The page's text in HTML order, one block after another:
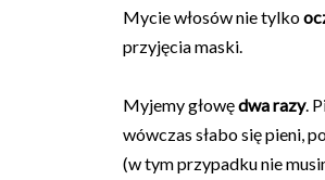
Mycie włosów nie tylko
przyjęcia maski.
Myjemy głowędwa razy.
wówczas słabo się pieni,
(w tym przypadku nie